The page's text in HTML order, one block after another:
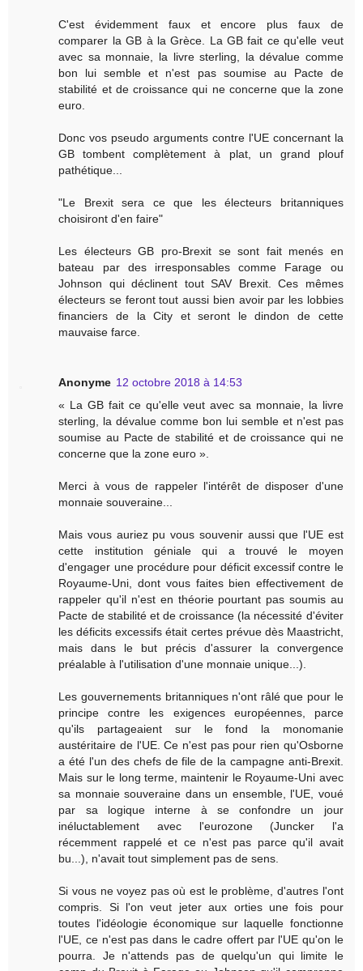
C'est évidemment faux et encore plus faux de
comparer la GB à la Grèce. La GB fait ce qu'elle veut
avec sa monnaie, la livre sterling, la dévalue comme
bon lui semble et n'est pas soumise au Pacte de
stabilité et de croissance qui ne concerne que la zone
euro.
Donc vos pseudo arguments contre l'UE concernant la
GB tombent complètement à plat, un grand plouf
pathétique...
"Le Brexit sera ce que les électeurs britanniques
choisiront d'en faire"
Les électeurs GB pro-Brexit se sont fait menés en
bateau par des irresponsables comme Farage ou
Johnson qui déclinent tout SAV Brexit. Ces mêmes
électeurs se feront tout aussi bien avoir par les lobbies
financiers de la City et seront le dindon de cette
mauvaise farce.
Anonyme 12 octobre 2018 à 14:53
« La GB fait ce qu'elle veut avec sa monnaie, la livre
sterling, la dévalue comme bon lui semble et n'est pas
soumise au Pacte de stabilité et de croissance qui ne
concerne que la zone euro ».
Merci à vous de rappeler l'intérêt de disposer d'une
monnaie souveraine...
Mais vous auriez pu vous souvenir aussi que l'UE est
cette institution géniale qui a trouvé le moyen
d'engager une procédure pour déficit excessif contre le
Royaume-Uni, dont vous faites bien effectivement de
rappeler qu'il n'est en théorie pourtant pas soumis au
Pacte de stabilité et de croissance (la nécessité d'éviter
les déficits excessifs était certes prévue dès Maastricht,
mais dans le but précis d'assurer la convergence
préalable à l'utilisation d'une monnaie unique...).
Les gouvernements britanniques n'ont râlé que pour le
principe contre les exigences européennes, parce
qu'ils partageaient sur le fond la monomanie
austéritaire de l'UE. Ce n'est pas pour rien qu'Osborne
a été l'un des chefs de file de la campagne anti-Brexit.
Mais sur le long terme, maintenir le Royaume-Uni avec
sa monnaie souveraine dans un ensemble, l'UE, voué
par sa logique interne à se confondre un jour
inéluctablement avec l'eurozone (Juncker l'a
récemment rappelé et ce n'est pas parce qu'il avait
bu...), n'avait tout simplement pas de sens.
Si vous ne voyez pas où est le problème, d'autres l'ont
compris. Si l'on veut jeter aux orties une fois pour
toutes l'idéologie économique sur laquelle fonctionne
l'UE, ce n'est pas dans le cadre offert par l'UE qu'on le
pourra. Je n'attends pas de quelqu'un qui limite le